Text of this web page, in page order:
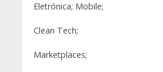
Eletrónica; Mobile;
Clean Tech;
Marketplaces;